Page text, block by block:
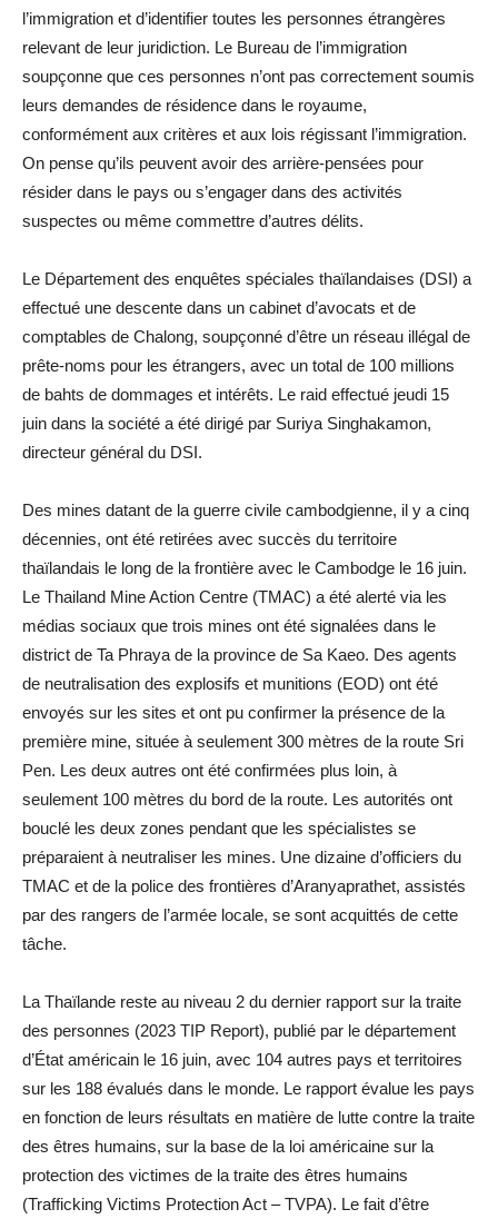
l’immigration et d’identifier toutes les personnes étrangères
relevant de leur juridiction. Le Bureau de l’immigration
soupçonne que ces personnes n’ont pas correctement soumis
leurs demandes de résidence dans le royaume,
conformément aux critères et aux lois régissant l’immigration.
On pense qu’ils peuvent avoir des arrière-pensées pour
résider dans le pays ou s’engager dans des activités
suspectes ou même commettre d’autres délits.
Le Département des enquêtes spéciales thaïlandaises (DSI) a
effectué une descente dans un cabinet d’avocats et de
comptables de Chalong, soupçonné d’être un réseau illégal de
prête-noms pour les étrangers, avec un total de 100 millions
de bahts de dommages et intérêts. Le raid effectué jeudi 15
juin dans la société a été dirigé par Suriya Singhakamon,
directeur général du DSI.
Des mines datant de la guerre civile cambodgienne, il y a cinq
décennies, ont été retirées avec succès du territoire
thaïlandais le long de la frontière avec le Cambodge le 16 juin.
Le Thailand Mine Action Centre (TMAC) a été alerté via les
médias sociaux que trois mines ont été signalées dans le
district de Ta Phraya de la province de Sa Kaeo. Des agents
de neutralisation des explosifs et munitions (EOD) ont été
envoyés sur les sites et ont pu confirmer la présence de la
première mine, située à seulement 300 mètres de la route Sri
Pen. Les deux autres ont été confirmées plus loin, à
seulement 100 mètres du bord de la route. Les autorités ont
bouclé les deux zones pendant que les spécialistes se
préparaient à neutraliser les mines. Une dizaine d’officiers du
TMAC et de la police des frontières d’Aranyaprathet, assistés
par des rangers de l’armée locale, se sont acquittés de cette
tâche.
La Thaïlande reste au niveau 2 du dernier rapport sur la traite
des personnes (2023 TIP Report), publié par le département
d’État américain le 16 juin, avec 104 autres pays et territoires
sur les 188 évalués dans le monde. Le rapport évalue les pays
en fonction de leurs résultats en matière de lutte contre la traite
des êtres humains, sur la base de la loi américaine sur la
protection des victimes de la traite des êtres humains
(Trafficking Victims Protection Act – TVPA). Le fait d’être